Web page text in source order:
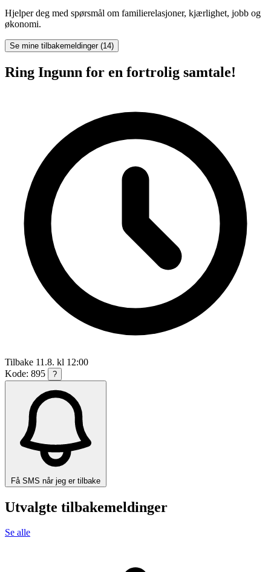
Hjelper deg med spørsmål om familierelasjoner, kjærlighet, jobb og
økonomi.
Se mine tilbakemeldinger (14)
Ring Ingunn for en fortrolig samtale!
Tilbake 11.8. kl 12:00
Kode: 895
?
Få SMS når jeg er tilbake
Utvalgte tilbakemeldinger
Se alle